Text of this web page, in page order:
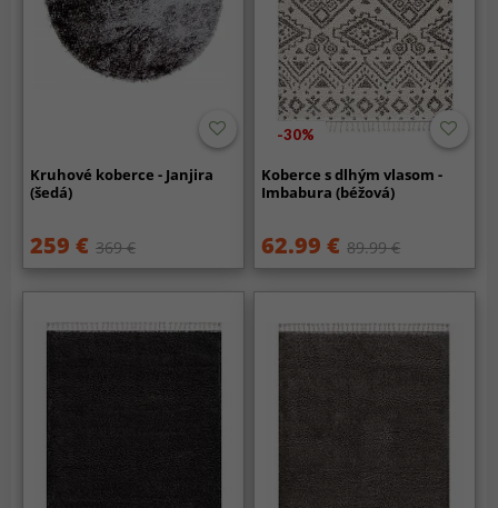
Kruhové koberce - Janjira
(šedá)
259 € 369 €
-30%
Koberce s dlhým vlasom -
Imbabura (béžová)
62.99 € 89.99 €